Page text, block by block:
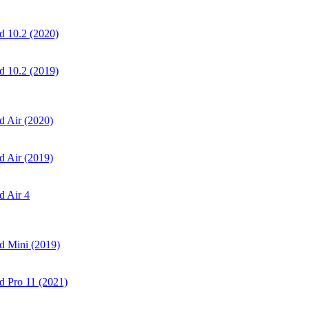
10.2 (2020)
10.2 (2019)
Air (2020)
Air (2019)
Air 4
Mini (2019)
Pro 11 (2021)